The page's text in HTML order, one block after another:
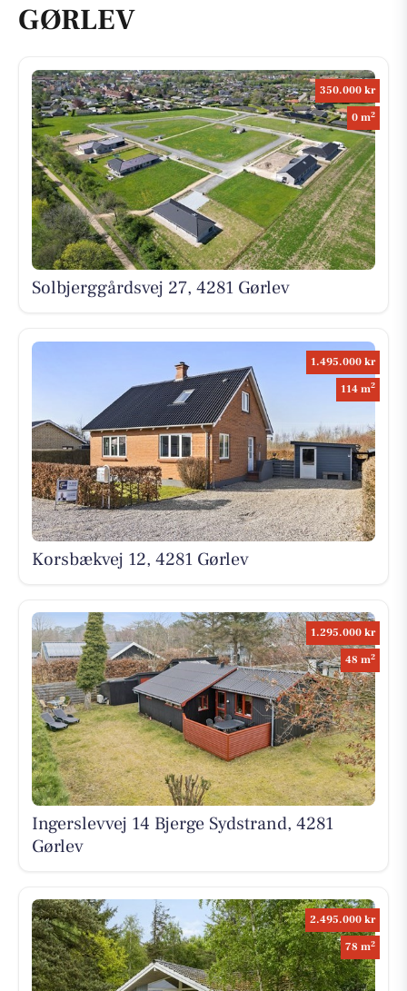
GØRLEV
350.000 kr
0 m2
Solbjerggårdsvej 27, 4281 Gørlev
1.495.000 kr
114 m2
Korsbækvej 12, 4281 Gørlev
1.295.000 kr
48 m2
Ingerslevvej 14 Bjerge Sydstrand, 4281
Gørlev
2.495.000 kr
78 m2